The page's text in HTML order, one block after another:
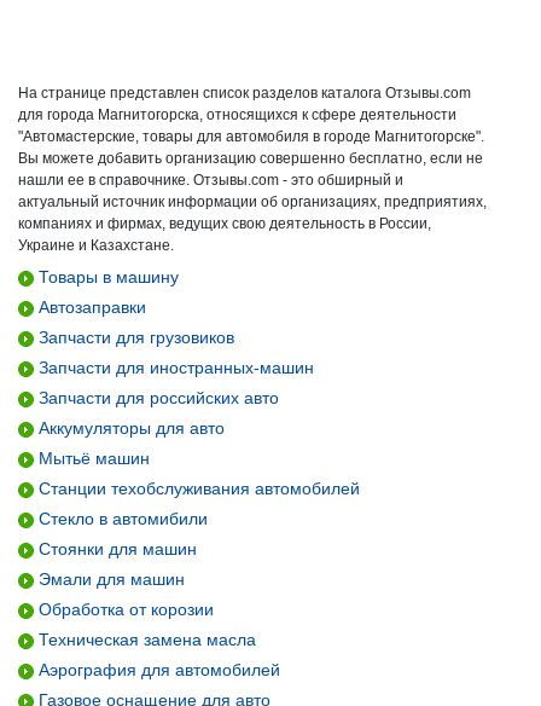
На странице представлен список разделов каталога Отзывы.com
для города Магнитогорска, относящихся к сфере деятельности
"Автомастерские, товары для автомобиля в городе Магнитогорске".
Вы можете добавить организацию совершенно бесплатно, если не
нашли ее в справочнике. Отзывы.com - это обширный и
актуальный источник информации об организациях, предприятиях,
компаниях и фирмах, ведущих свою деятельность в России,
Украине и Казахстане.
Товары в машину
Автозаправки
Запчасти для грузовиков
Запчасти для иностранных-машин
Запчасти для российских авто
Аккумуляторы для авто
Мытьё машин
Станции техобслуживания автомобилей
Стекло в автомибили
Стоянки для машин
Эмали для машин
Обработка от корозии
Техническая замена масла
Аэрография для автомобилей
Газовое оснащение для авто